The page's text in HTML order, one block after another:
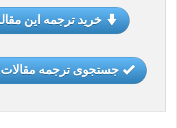
خرید ترجمه این
جستجوی ترجمه مقالات